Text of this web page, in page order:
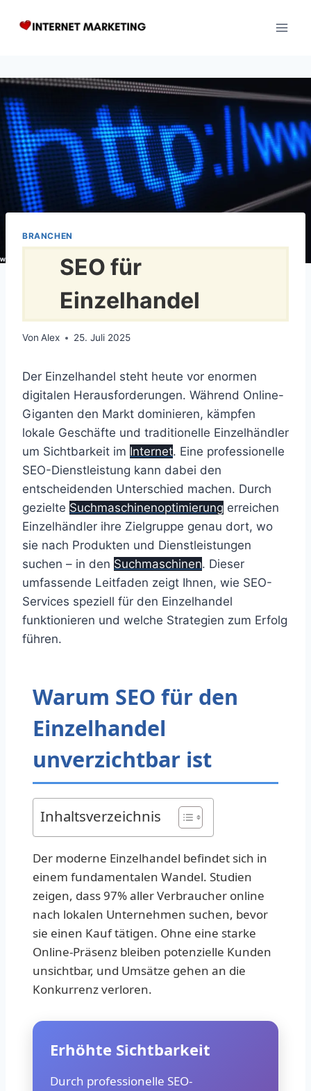
Inhalt
BRANCHEN
SEO für
Einzelhandel
Von Alex 25. Juli 2025
Der Einzelhandel steht heute vor enormen
digitalen Herausforderungen. Während Online-
Giganten den Markt dominieren, kämpfen
lokale Geschäfte und traditionelle Einzelhändler
um Sichtbarkeit im Internet. Eine professionelle
SEO-Dienstleistung kann dabei den
entscheidenden Unterschied machen. Durch
gezielte Suchmaschinenoptimierung erreichen
Einzelhändler ihre Zielgruppe genau dort, wo
sie nach Produkten und Dienstleistungen
suchen – in den Suchmaschinen. Dieser
umfassende Leitfaden zeigt Ihnen, wie SEO-
Services speziell für den Einzelhandel
funktionieren und welche Strategien zum Erfolg
führen.
Warum SEO für den
Einzelhandel
unverzichtbar ist
Inhaltsverzeichnis
Der moderne Einzelhandel befindet sich in
einem fundamentalen Wandel. Studien
zeigen, dass 97% aller Verbraucher online
nach lokalen Unternehmen suchen, bevor
sie einen Kauf tätigen. Ohne eine starke
Online-Präsenz bleiben potenzielle Kunden
unsichtbar, und Umsätze gehen an die
Konkurrenz verloren.
Erhöhte Sichtbarkeit
Durch professionelle SEO-